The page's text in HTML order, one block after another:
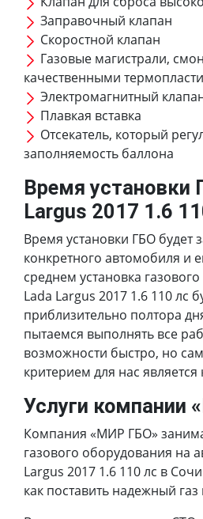
Заправочный клапан
Скоростной клапан
Газовые магистрали,
качественными
Электромагнитный
Плавкая вставка
Отсекатель, который
заполняемость баллона
Время установки
Largus 2017 1.6
Время установки ГБО будет
конкретного автомобиля и
среднем установка
Lada Largus 2017 1.6 110 лс
приблизительно полтора
пытаемся выполнять все
возможности быстро, но
критерием для нас
Услуги компании
Компания «МИР ГБО»
газового оборудования на
Largus 2017 1.6 110 лс в
как поставить надежный газ